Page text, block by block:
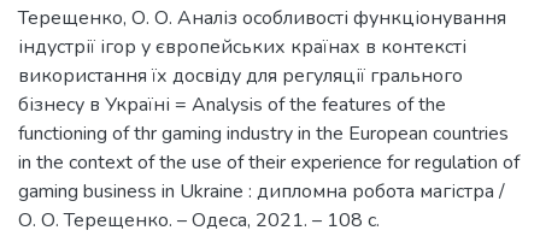
Терещенко, О. О. Аналіз особливості функціонування
індустрії ігор у європейських країнах в контексті
використання їх досвіду для регуляції грального
бізнесу в Україні = Analysis of the features of the
functioning of thr gaming industry in the European countries
in the context of the use of their experience for regulation of
gaming business in Ukraine : дипломна робота магістра /
О. О. Терещенко. – Одеса, 2021. – 108 с.